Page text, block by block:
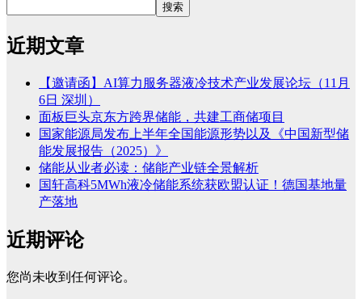
搜索
近期文章
【邀请函】AI算力服务器液冷技术产业发展论坛（11月
6日 深圳）
面板巨头京东方跨界储能，共建工商储项目
国家能源局发布上半年全国能源形势以及《中国新型储
能发展报告（2025）》
储能从业者必读：储能产业链全景解析
国轩高科5MWh液冷储能系统获欧盟认证！德国基地量
产落地
近期评论
您尚未收到任何评论。